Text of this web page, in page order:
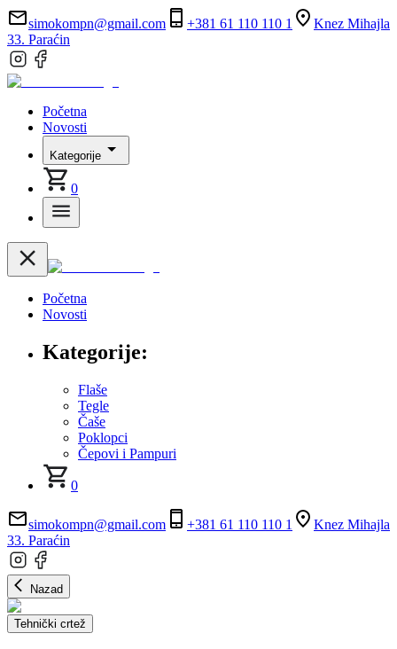
simokompn@gmail.com +381 61 110 110 1
Knez Mihajla
33. Paraćin
Početna
Novosti
Kategorije
0
Početna
Novosti
Kategorije:
Flaše
Tegle
Čaše
Poklopci
Čepovi i Pampuri
0
simokompn@gmail.com +381 61 110 110 1
Knez Mihajla
33. Paraćin
Nazad
Tehnički crtež